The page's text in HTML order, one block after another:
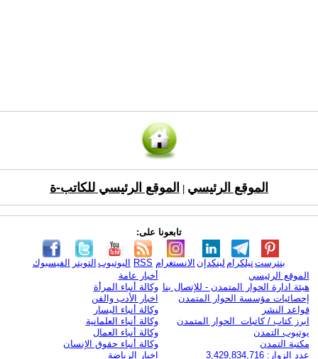
الموقع الرئيسي الموقع الرئيسي للكاتب-ة
تابعونا على:
الفيسبوك التويتر اليوتيوب RSS الانستغرام لينكدإن تيلكرامبنترست
الموقع الرئيسي
هيئة ادارة الحوار المتمدن - للإتصال بنا
إحصائيات مؤسسة الحوار المتمدن
قواعد النشر
ابرز كتاب / كاتبات الحوار المتمدن
يوتيوب التمدن
مكتبة التمدن
عدد الزوار: 3,429,834,716
أخبار عامة
وكالة أنباء المرأة
اخبار الأدب والفن
وكالة أنباء اليسار
وكالة أنباء العلمانية
وكالة أنباء العمال
وكالة أنباء حقوق الإنسان
اخبار الرياضة